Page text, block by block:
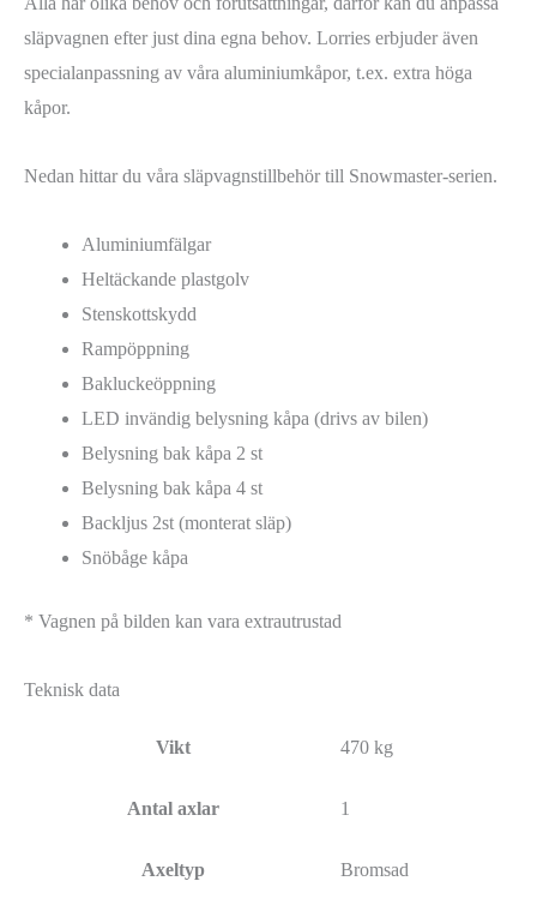
släpvagnen efter just dina egna behov. Lorries erbjuder även
specialanpassning av våra aluminiumkåpor, t.ex. extra höga
kåpor.
Nedan hittar du våra släpvagnstillbehör till Snowmaster-serien.
Aluminiumfälgar
Heltäckande plastgolv
Stenskottskydd
Rampöppning
Bakluckeöppning
LED invändig belysning kåpa (drivs av bilen)
Belysning bak kåpa 2 st
Belysning bak kåpa 4 st
Backljus 2st (monterat släp)
Snöbåge kåpa
* Vagnen på bilden kan vara extrautrustad
Teknisk data
Vikt 470 kg
Antal axlar 1
Axeltyp Bromsad